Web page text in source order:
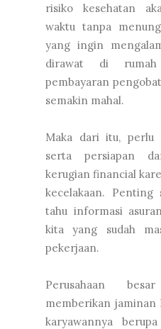
risiko kesehatan
waktu tanpa
yang ingin
dirawat di
pembayaran
semakin mahal.
Maka dari itu, perlu
serta persiapan
kerugian financial
kecelakaan.
tahu informasi
kita yang sudah
pekerjaan.
Perusahaan
memberikan jaminan
karyawannya